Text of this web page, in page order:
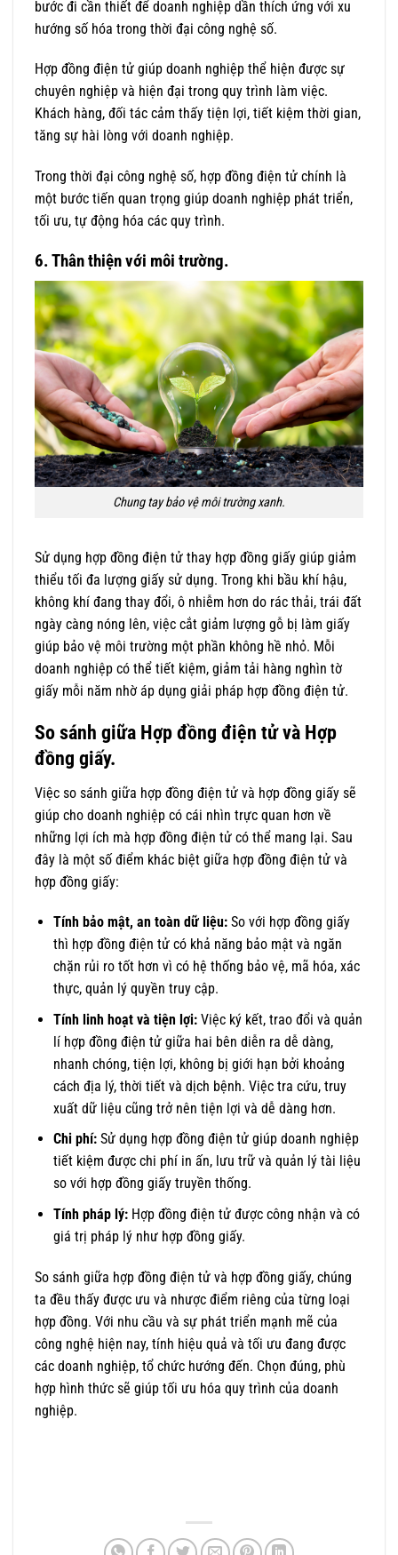
bước đi cần thiết để doanh nghiệp dần thích ứng với xu
hướng số hóa trong thời đại công nghệ số.
Hợp đồng điện tử giúp doanh nghiệp thể hiện được sự
chuyên nghiệp và hiện đại trong quy trình làm việc.
Khách hàng, đối tác cảm thấy tiện lợi, tiết kiệm thời gian,
tăng sự hài lòng với doanh nghiệp.
Trong thời đại công nghệ số, hợp đồng điện tử chính là
một bước tiến quan trọng giúp doanh nghiệp phát triển,
tối ưu, tự động hóa các quy trình.
6. Thân thiện với môi trường.
Chung tay bảo vệ môi trường xanh.
Sử dụng hợp đồng điện tử thay hợp đồng giấy giúp giảm
thiểu tối đa lượng giấy sử dụng. Trong khi bầu khí hậu,
không khí đang thay đổi, ô nhiễm hơn do rác thải, trái đất
ngày càng nóng lên, việc cắt giảm lượng gỗ bị làm giấy
giúp bảo vệ môi trường một phần không hề nhỏ. Mỗi
doanh nghiệp có thể tiết kiệm, giảm tải hàng nghìn tờ
giấy mỗi năm nhờ áp dụng giải pháp hợp đồng điện tử.
So sánh giữa Hợp đồng điện tử và Hợp
đồng giấy.
Việc so sánh giữa hợp đồng điện tử và hợp đồng giấy sẽ
giúp cho doanh nghiệp có cái nhìn trực quan hơn về
những lợi ích mà hợp đồng điện tử có thể mang lại. Sau
đây là một số điểm khác biệt giữa hợp đồng điện tử và
hợp đồng giấy:
Tính bảo mật, an toàn dữ liệu:So với hợp đồng giấy
thì hợp đồng điện tử có khả năng bảo mật và ngăn
chặn rủi ro tốt hơn vì có hệ thống bảo vệ, mã hóa, xác
thực, quản lý quyền truy cập.
Tính linh hoạt và tiện lợi:Việc ký kết, trao đổi và quản
lí hợp đồng điện tử giữa hai bên diễn ra dễ dàng,
nhanh chóng, tiện lợi, không bị giới hạn bởi khoảng
cách địa lý, thời tiết và dịch bệnh. Việc tra cứu, truy
xuất dữ liệu cũng trở nên tiện lợi và dễ dàng hơn.
Chi phí:Sử dụng hợp đồng điện tử giúp doanh nghiệp
tiết kiệm được chi phí in ấn, lưu trữ và quản lý tài liệu
so với hợp đồng giấy truyền thống.
Tính pháp lý:Hợp đồng điện tử được công nhận và có
giá trị pháp lý như hợp đồng giấy.
So sánh giữa hợp đồng điện tử và hợp đồng giấy, chúng
ta đều thấy được ưu và nhược điểm riêng của từng loại
hợp đồng. Với nhu cầu và sự phát triển mạnh mẽ của
công nghệ hiện nay, tính hiệu quả và tối ưu đang được
các doanh nghiệp, tổ chức hướng đến. Chọn đúng, phù
hợp hình thức sẽ giúp tối ưu hóa quy trình của doanh
nghiệp.